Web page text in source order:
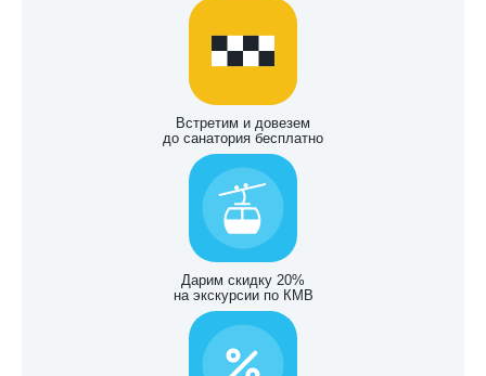
Встретим и довезем
до санатория бесплатно
Дарим скидку 20%
на экскурсии по КМВ